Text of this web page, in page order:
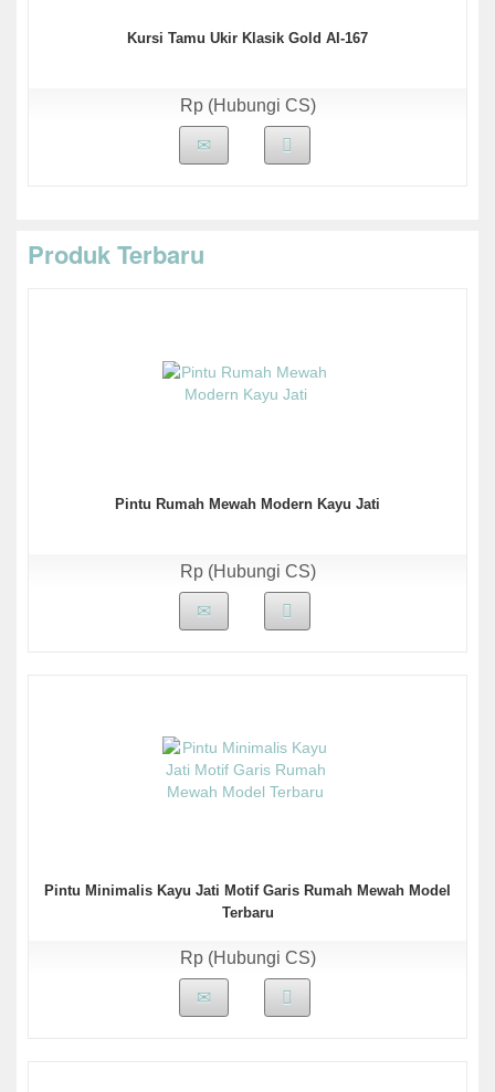
Kursi Tamu Ukir Klasik Gold AI-167
Rp (Hubungi CS)
Produk Terbaru
Pintu Rumah Mewah Modern Kayu Jati
Rp (Hubungi CS)
Pintu Minimalis Kayu Jati Motif Garis Rumah Mewah Model
Terbaru
Rp (Hubungi CS)